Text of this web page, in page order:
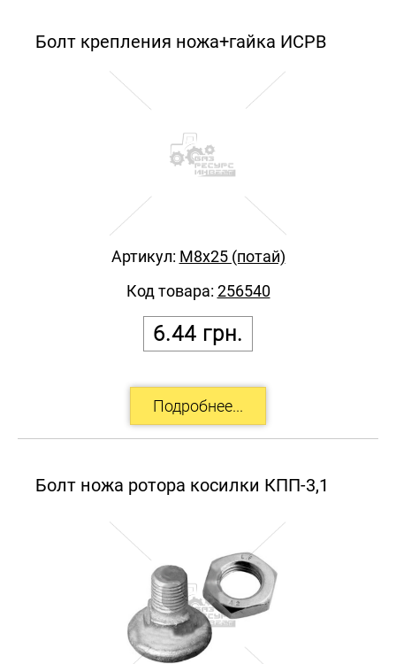
Болт крепления ножа+гайка ИСРВ
6.44 грн.
Артикул: М8х25 (потай)
Код товара: 256540
Болт ножа ротора косилки КПП-3,1